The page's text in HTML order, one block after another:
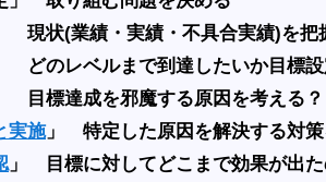
現状(業績・実績・不具合実績)を把
どのレベルまで到達したいか目標設
目標達成を邪魔する原因を考える？
実施」
特定した原因を解決する対
」 目標に対してどこまで効果が出た